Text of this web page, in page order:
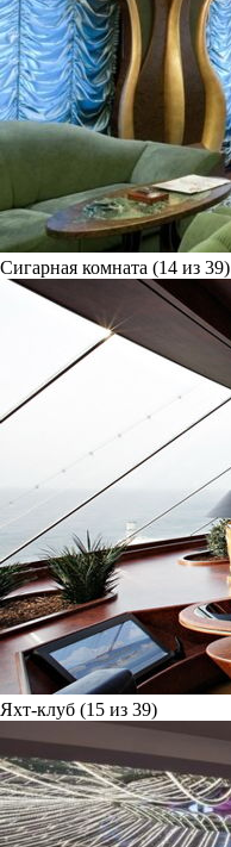
Сигарная комната (14 из 39)
Яхт-клуб (15 из 39)